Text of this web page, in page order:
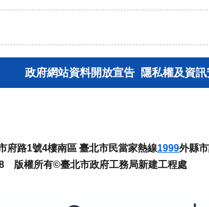
政府網站資料開放宣告 隱私權及資
府路1號4樓南區 臺北市民當家熱線1999外縣
版權所有©臺北市政府工務局新建工程處